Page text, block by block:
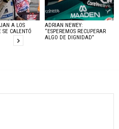
A LOS
SE CALENTÓ
ADRIAN NEWEY:
“ESPEREMOS RECUPERAR
ALGO DE DIGNIDAD”